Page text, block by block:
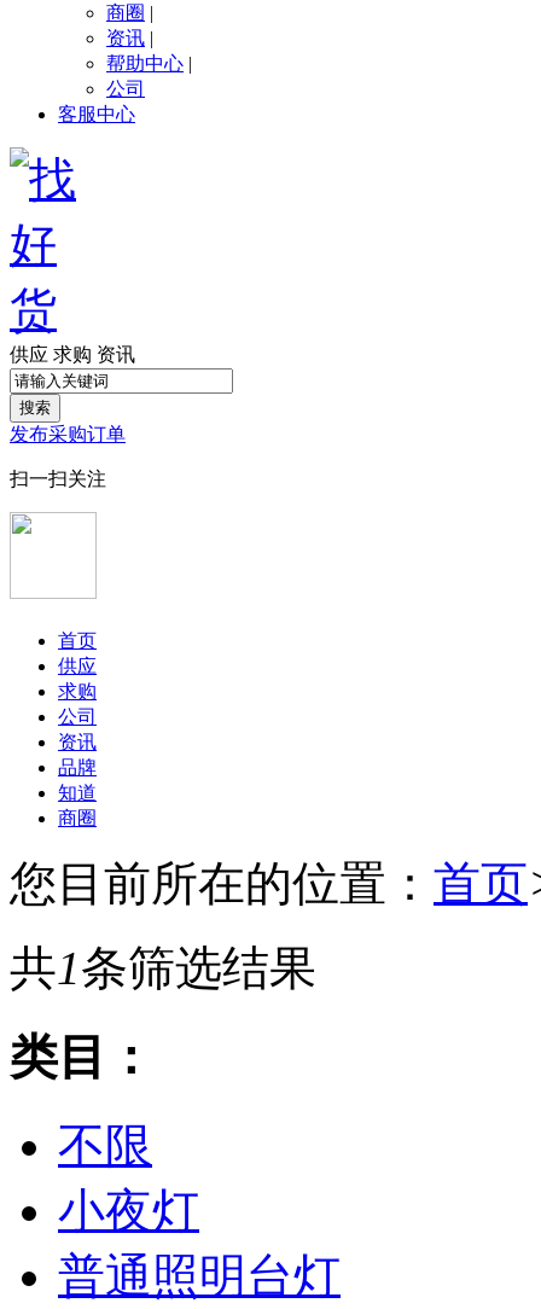
商圈 |
资讯 |
帮助中心 |
公司
客服中心
供应 求购 资讯
搜索
发布采购订单
扫一扫关注
首页
供应
求购
公司
资讯
品牌
知道
商圈
您目前所在的位置： 首页
共1条筛选结果
类目：
不限
小夜灯
普通照明台灯